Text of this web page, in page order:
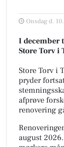
Onsdag d.
I december
Store Torv i
Store Torv i
pryder
afprøve
renovering
august